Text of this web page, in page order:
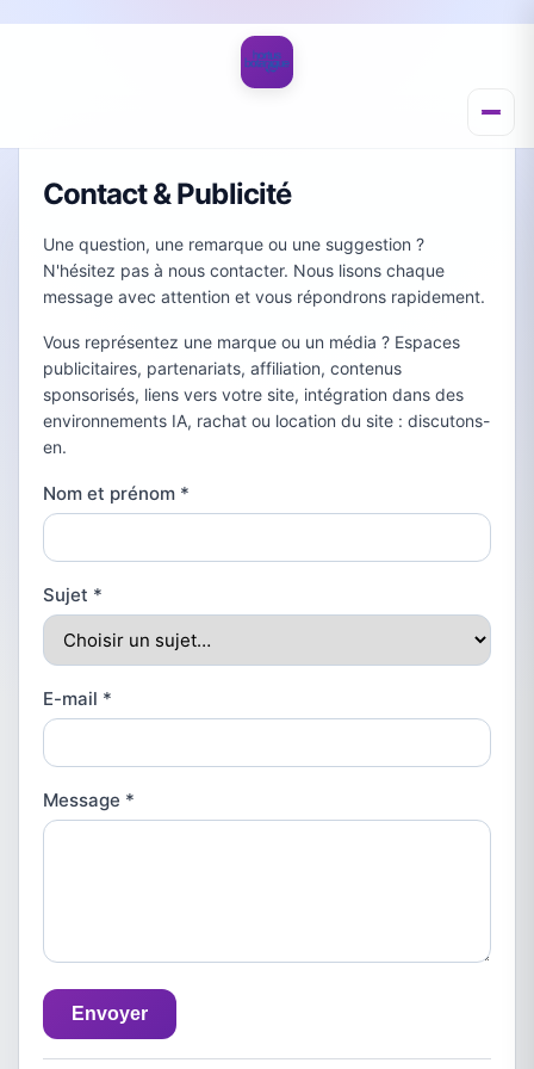
Contact & Publicité
Une question, une remarque ou une suggestion ?
N'hésitez pas à nous contacter. Nous lisons chaque
message avec attention et vous répondrons rapidement.
Vous représentez une marque ou un média ? Espaces
publicitaires, partenariats, affiliation, contenus
sponsorisés, liens vers votre site, intégration dans des
environnements IA, rachat ou location du site : discutons-
en.
Nom et prénom *
Sujet *
E-mail *
Message *
Envoyer